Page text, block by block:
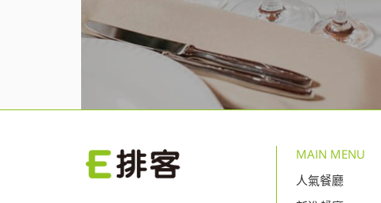
MAIN MENU
人氣餐廳